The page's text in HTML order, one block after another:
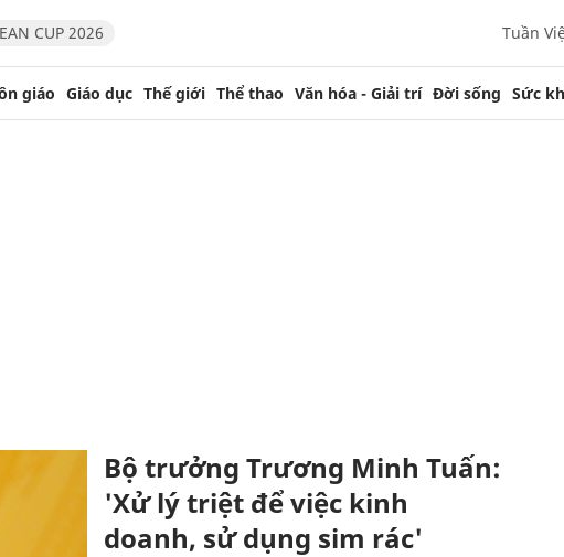
CUP 2026 Tuần
giáo Giáo dục Thế giới Thể thao Văn hóa - Giải trí Đời sống Sức
Bộ trưởng Trương Minh Tuấn:
'Xử lý triệt để việc kinh
doanh, sử dụng sim rác'